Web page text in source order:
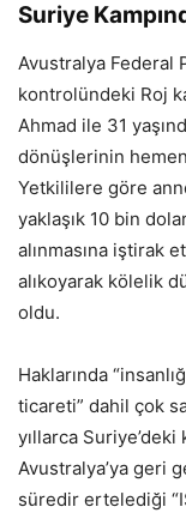
Suriye
Avustralya Federal
kontrolündeki Roj
Ahmad ile 31
dönüşlerinin hemen
Yetkililere göre
yaklaşık 10 bin
alınmasına iştirak
alıkoyarak kölelik
oldu.
Haklarında
ticareti” dahil çok
yıllarca
Avustralya’ya geri
süredir ertelediği